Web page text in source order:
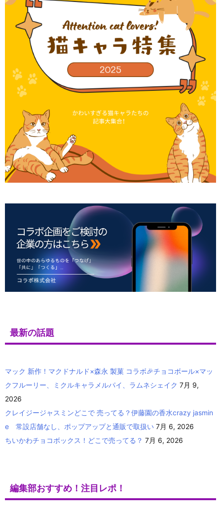
最新の話題
マック 新作！マクドナルド×森永 製菓 コラボ🎉チョコボール×マッ
クフルーリー、ミクルキャラメルパイ、ラムネシェイク 7月 9,
2026
クレイジージャスミンどこで 売ってる？伊藤園の香水crazy jasmin
e 常設店舗なし、ポップアップと通販で取扱い 7月 6, 2026
ちいかわチョコボックス！どこで売ってる？ 7月 6, 2026
編集部おすすめ！注目レポ！